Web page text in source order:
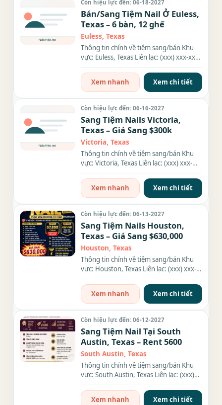
Còn hiệu lực đến: 06-18-2027
Bán/Sang Tiệm Nail Ở Euless,
Texas – 6 bàn, 12 ghế
Euless, Texas
Thông tin chính về tiệm sang/bán Khu
vực: Euless, Texas Liên lạc: (xxx) xxx-xxxx
Xem nhanh
Xem chi tiết
Còn hiệu lực đến: 06-16-2027
Sang Tiệm Nails Victoria,
Texas – Giá Sang $300k
Victoria, Texas
Thông tin chính về tiệm sang/bán Khu
vực: Victoria, Texas Liên lạc: (xxx) xxx-
Xem nhanh
Xem chi tiết
Còn hiệu lực đến: 06-13-2027
Sang Tiệm Nails Houston,
Texas – Giá Sang $630,000
Houston, Texas
Thông tin chính về tiệm sang/bán Khu
vực: Houston, Texas Liên lạc: (xxx) xxx-
Xem nhanh
Xem chi tiết
Còn hiệu lực đến: 06-12-2027
Sang Tiệm Nail Tại South
Austin, Texas – Rent 5600
South Austin, Texas
Thông tin chính về tiệm sang/bán Khu
vực: South Austin, Texas Liên lạc: (xxx)
Xem nhanh
Xem chi tiết